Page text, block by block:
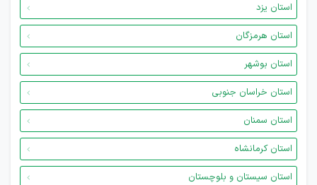
استان یزد
استان هرمزگان
استان بوشهر
استان خراسان جنوبی
استان سمنان
استان کرمانشاه
استان سیستان و بلوچستان